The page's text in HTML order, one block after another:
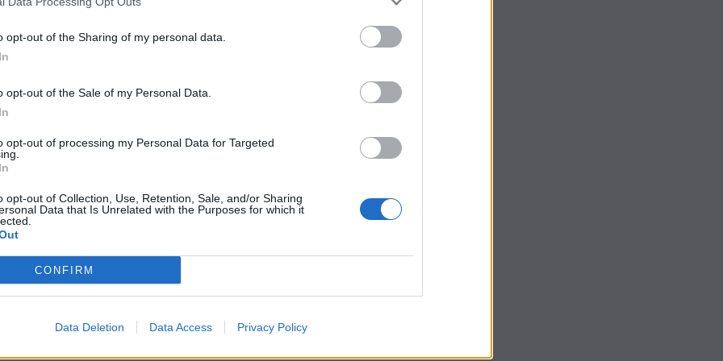
opt-out of the Sharing of my personal data.
opt-out of the Sale of my Personal Data.
opt-out of processing my Personal Data for Targeted
opt-out of Collection, Use, Retention, Sale, and/or Sharing
Data that Is Unrelated with the Purposes for which it
CONFIRM
Data Deletion Data Access Privacy Policy
(μόνιμες θέσεις, graduate
συνέντευξη.
πλαίσιο δράσεων του Πανοράματος
της εκδήλωσης είναι το
των Επιχειρήσεων και
Χαρακτήρα το οποίο έχει συσταθεί
Λαδόπουλοσε μια προσπάθεια σύνδεσης
κόσμο.